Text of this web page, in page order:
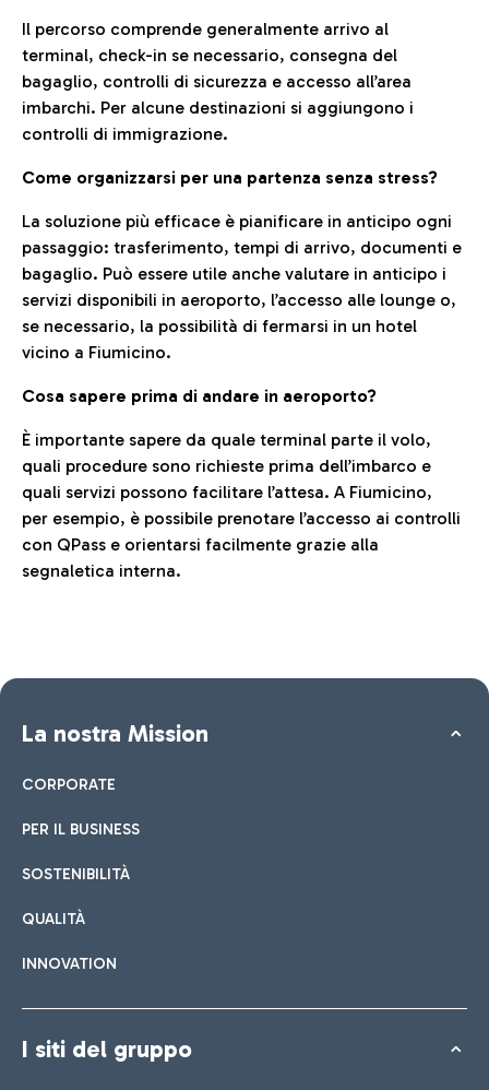
Il percorso comprende generalmente arrivo al
terminal, check-in se necessario, consegna del
bagaglio, controlli di sicurezza e accesso all’area
imbarchi. Per alcune destinazioni si aggiungono i
controlli di immigrazione.
Come organizzarsi per una partenza senza stress?
La soluzione più efficace è pianificare in anticipo ogni
passaggio: trasferimento, tempi di arrivo, documenti e
bagaglio. Può essere utile anche valutare in anticipo i
servizi disponibili in aeroporto, l’accesso alle lounge o,
se necessario, la possibilità di fermarsi in un hotel
vicino a Fiumicino.
Cosa sapere prima di andare in aeroporto?
È importante sapere da quale terminal parte il volo,
quali procedure sono richieste prima dell’imbarco e
quali servizi possono facilitare l’attesa. A Fiumicino,
per esempio, è possibile prenotare l’accesso ai controlli
con QPass e orientarsi facilmente grazie alla
segnaletica interna.
La nostra Mission
CORPORATE
PER IL BUSINESS
SOSTENIBILITÀ
QUALITÀ
INNOVATION
I siti del gruppo